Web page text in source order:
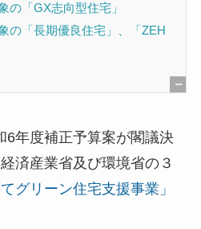
[
表
示
の「GX志向型住宅」
の「長期優良住宅」、「ZEH
6年度補正予算案が閣議決
済産業省及び環境省の３
てグリーン住宅支援事業」